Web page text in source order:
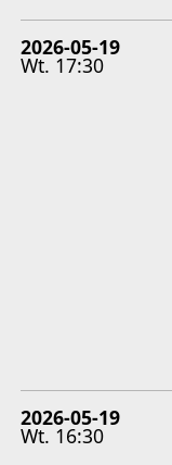
2026-05-19
Wt. 17:30
2026-05-19
Wt. 16:30